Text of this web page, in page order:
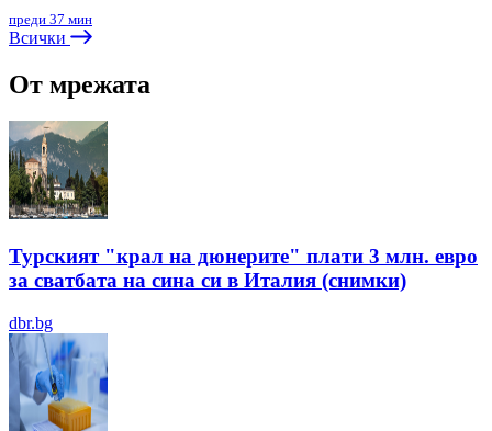
преди 37 мин
Всички
От мрежата
Турският "крал на дюнерите" плати 3 млн. евро
за сватбата на сина си в Италия (снимки)
dbr.bg